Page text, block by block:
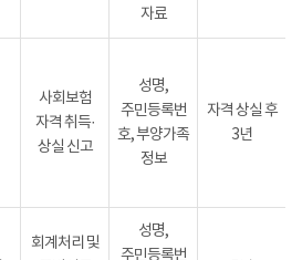
자료
사회보험
자격 취득·
상실 신고
성명,
주민등록번
호, 부양가족
정보
자격 상실 후
3년
회계처리 및
성명,
주민등록번